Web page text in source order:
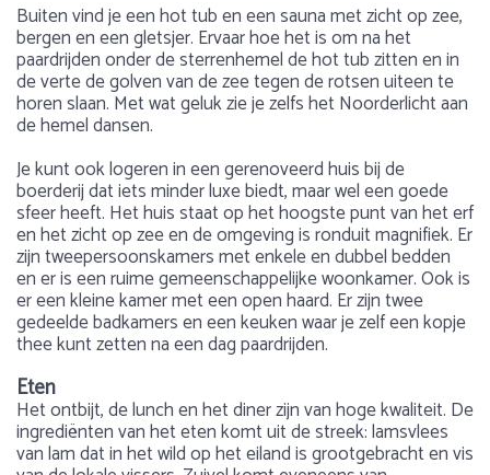
Buiten vind je een hot tub en een sauna met zicht op zee,
bergen en een gletsjer. Ervaar hoe het is om na het
paardrijden onder de sterrenhemel de hot tub zitten en in
de verte de golven van de zee tegen de rotsen uiteen te
horen slaan. Met wat geluk zie je zelfs het Noorderlicht aan
de hemel dansen.
Je kunt ook logeren in een gerenoveerd huis bij de
boerderij dat iets minder luxe biedt, maar wel een goede
sfeer heeft. Het huis staat op het hoogste punt van het erf
en het zicht op zee en de omgeving is ronduit magnifiek. Er
zijn tweepersoonskamers met enkele en dubbel bedden
en er is een ruime gemeenschappelijke woonkamer. Ook is
er een kleine kamer met een open haard. Er zijn twee
gedeelde badkamers en een keuken waar je zelf een kopje
thee kunt zetten na een dag paardrijden.
Eten
Het ontbijt, de lunch en het diner zijn van hoge kwaliteit. De
ingrediënten van het eten komt uit de streek: lamsvlees
van lam dat in het wild op het eiland is grootgebracht en vis